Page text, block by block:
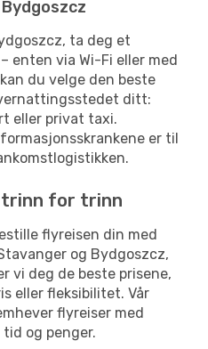
ta deg et
enten via Wi-Fi eller med
du velge den beste
ditt:
eller privat taxi.
er til
trinn for trinn
flyreisen din med
og Bydgoszcz,
vi deg de beste prisene,
eller fleksibilitet. Vår
flyreiser med
og penger.